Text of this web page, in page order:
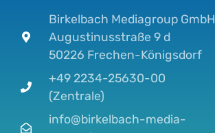
Birkelbach Mediagroup GmbH
Augustinusstraße 9 d
50226 Frechen-Königsdorf
+49 2234-25630-00
(Zentrale)
info@birkelbach-media-